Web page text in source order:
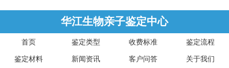
华江生物亲子鉴定中心
首页 鉴定类型 收费标准 鉴定流程
鉴定材料 新闻资讯 客户问答 关于我们